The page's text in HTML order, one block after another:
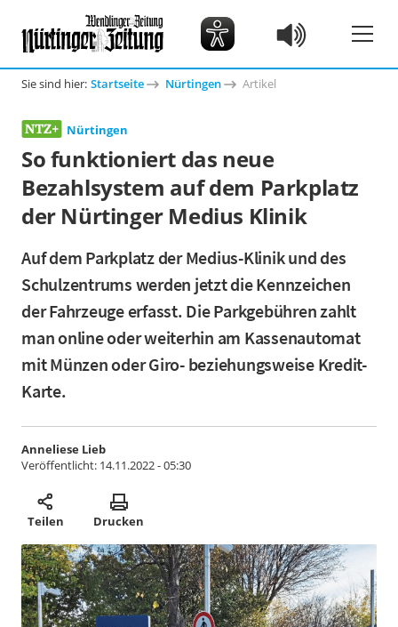
Sie sind hier: Startseite Nürtingen Artikel
Nürtingen
So funktioniert das neue
Bezahlsystem auf dem Parkplatz
der Nürtinger Medius Klinik
Auf dem Parkplatz der Medius-Klinik und des
Schulzentrums werden jetzt die Kennzeichen
der Fahrzeuge erfasst. Die Parkgebühren zahlt
man online oder weiterhin am Kassenautomat
mit Münzen oder Giro- beziehungsweise Kredit-
Karte.
Anneliese Lieb
Veröffentlicht: 14.11.2022 - 05:30
Teilen Drucken